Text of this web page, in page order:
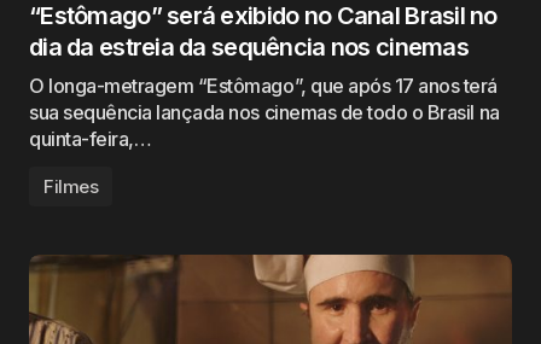
“Estômago” será exibido no Canal Brasil no
dia da estreia da sequência nos cinemas
O longa-metragem “Estômago”, que após 17 anos terá
sua sequência lançada nos cinemas de todo o Brasil na
quinta-feira,…
Filmes